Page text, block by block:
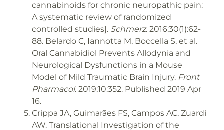
cannabinoids for chronic neuropathic pain:
A systematic review of randomized
controlled studies]. Schmerz. 2016;30(1):62-
88. Belardo C, Iannotta M, Boccella S, et al.
Oral Cannabidiol Prevents Allodynia and
Neurological Dysfunctions in a Mouse
Model of Mild Traumatic Brain Injury. Front
Pharmacol. 2019;10:352. Published 2019 Apr
16.
Crippa JA, Guimarães FS, Campos AC, Zuardi
AW. Translational Investigation of the